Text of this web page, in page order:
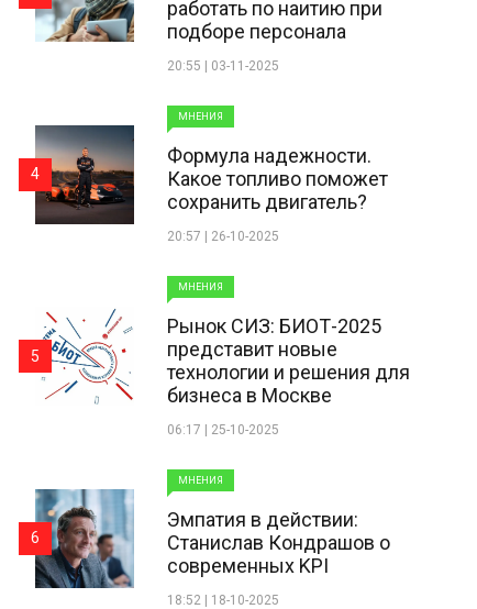
работать по наитию при
подборе персонала
20:55 | 03-11-2025
МНЕНИЯ
Формула надежности.
Какое топливо поможет
сохранить двигатель?
20:57 | 26-10-2025
4
МНЕНИЯ
Рынок СИЗ: БИОТ-2025
представит новые
технологии и решения для
бизнеса в Москве
06:17 | 25-10-2025
5
МНЕНИЯ
Эмпатия в действии:
Станислав Кондрашов о
современных KPI
18:52 | 18-10-2025
6